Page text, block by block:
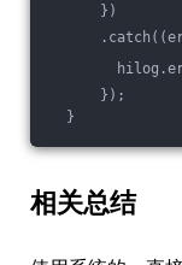
})
.catch( (
});
}
相关总结